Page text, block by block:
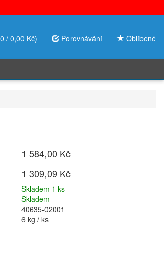
/ 0,00 Kč) Porovnávání Oblíbené
1 584,00 Kč
1 309,09 Kč
Skladem 1 ks
Skladem
40635-02001
6 kg / ks